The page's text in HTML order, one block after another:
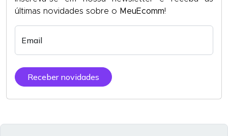
últimas novidades sobre o MeuEcomm!
Email
Receber novidades